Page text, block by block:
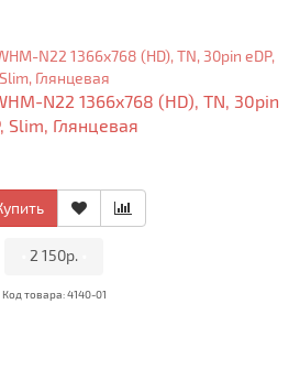
N22 1366x768 (HD), TN, 30pin
Slim, Глянцевая
2 150р.
Код товара: 4140-01